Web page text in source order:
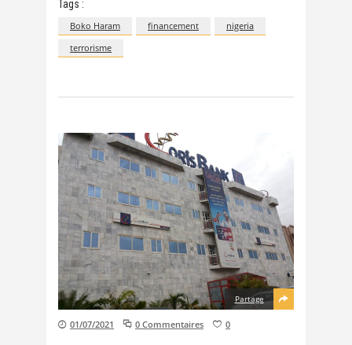
Tags :
Boko Haram financement
nigeria
terrorisme
Partage
01/07/2021 0 Commentaires 0